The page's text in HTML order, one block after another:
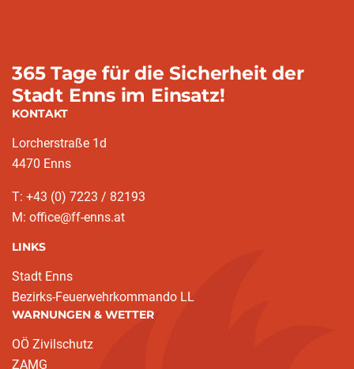
365 Tage für die Sicherheit der
Stadt Enns im Einsatz!
KONTAKT
Lorcherstraße 1d
4470 Enns
T: +43 (0) 7223 / 82193
M: office@ff-enns.at
LINKS
Stadt Enns
Bezirks-Feuerwehrkommando LL
WARNUNGEN & WETTER
OÖ Zivilschutz
ZAMG